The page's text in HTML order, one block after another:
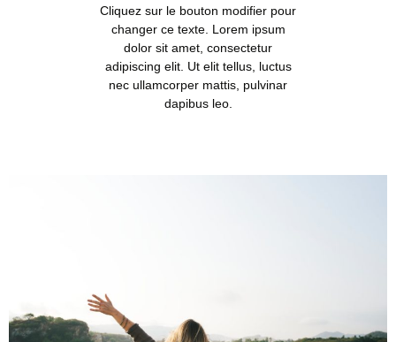
Cliquez sur le bouton modifier pour
changer ce texte. Lorem ipsum
dolor sit amet, consectetur
adipiscing elit. Ut elit tellus, luctus
nec ullamcorper mattis, pulvinar
dapibus leo.